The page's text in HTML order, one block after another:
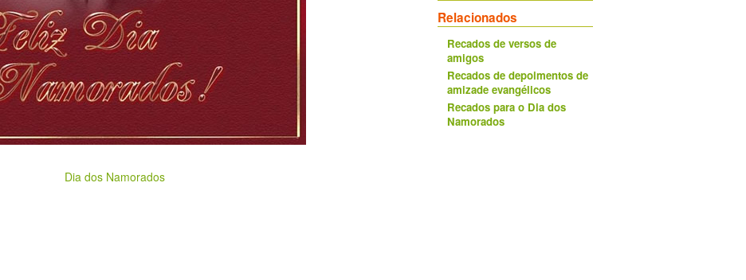
Dia dos Namorados
Relacionados
Recados de versos de
amigos
Recados de depoimentos de
amizade evangélicos
Recados para o Dia dos
Namorados